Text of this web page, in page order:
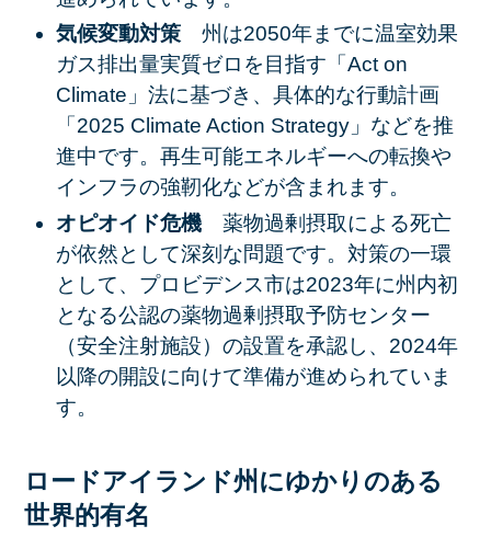
気候変動対策 州は2050年までに温室効果
ガス排出量実質ゼロを目指す「Act on
Climate」法に基づき、具体的な行動計画
「2025 Climate Action Strategy」などを推
進中です。再生可能エネルギーへの転換や
インフラの強靭化などが含まれます。
オピオイド危機 薬物過剰摂取による死亡
が依然として深刻な問題です。対策の一環
として、プロビデンス市は2023年に州内初
となる公認の薬物過剰摂取予防センター
（安全注射施設）の設置を承認し、2024年
以降の開設に向けて準備が進められていま
す。
ロードアイランド州にゆかりのある
世界的有名